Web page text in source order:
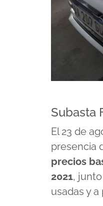
Subasta
El 23 de
presencia
precios
2021,
usadas y a